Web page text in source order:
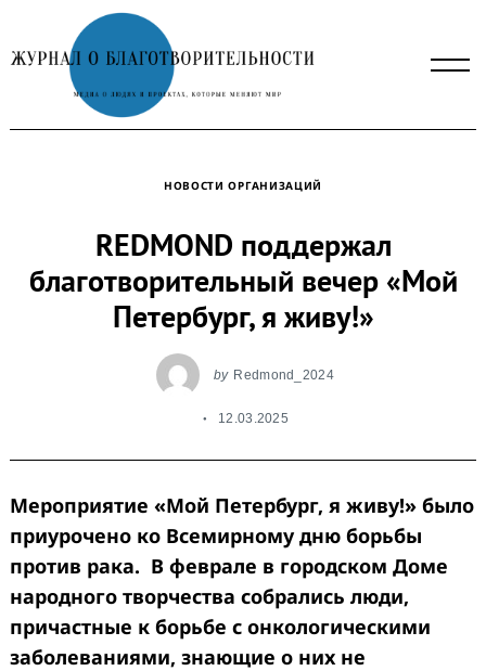
to
content
НОВОСТИ ОРГАНИЗАЦИЙ
REDMOND поддержал
благотворительный вечер «Мой
Петербург, я живу!»
by Redmond_2024
12.03.2025
Мероприятие «Мой Петербург, я живу!» было
приурочено ко Всемирному дню борьбы
против рака. В феврале в городском Доме
народного творчества собрались люди,
причастные к борьбе с онкологическими
заболеваниями, знающие о них не